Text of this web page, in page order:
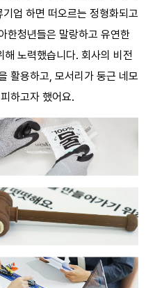
업 하면 떠오르는 정형화되고
한청년들은 말랑하고 유연한
노력했습니다. 회사의 비전
활용하고, 모서리가 둥근 네모
하고자 했어요.